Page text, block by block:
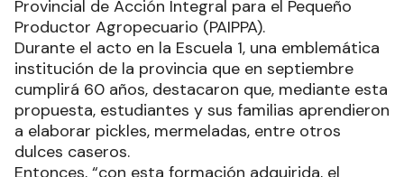
Provincial de Acción Integral para el Pequeño
Productor Agropecuario (PAIPPA).
Durante el acto en la Escuela 1, una emblemática
institución de la provincia que en septiembre
cumplirá 60 años, destacaron que, mediante esta
propuesta, estudiantes y sus familias aprendieron
a elaborar pickles, mermeladas, entre otros
dulces caseros.
Entonces, “con esta formación adquirida, el